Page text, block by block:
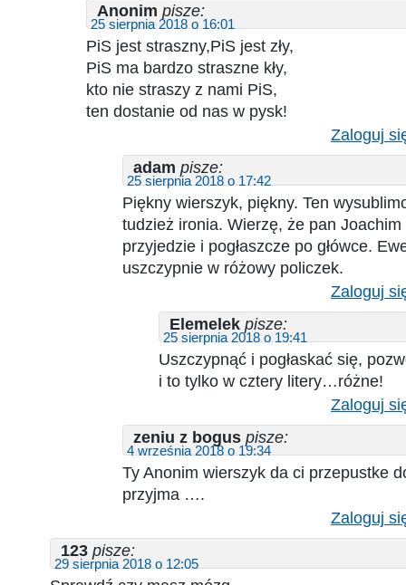
Anonim pisze:
25 sierpnia 2018 o 16:01
PiS jest straszny,PiS jest zły,
PiS ma bardzo straszne kły,
kto nie straszy z nami PiS,
ten dostanie od nas w pysk!
Zaloguj
adam pisze:
25 sierpnia 2018 o 17:42
Piękny wierszyk, piękny. Ten
tudzież ironia. Wierzę, że pan
przyjedzie i pogłaszcze po główce.
uszczypnie w różowy policzek.
Zaloguj
Elemelek pisze:
25 sierpnia 2018 o 19:41
Uszczypnąć i pogłaskać się,
i to tylko w cztery litery…różne!
Zaloguj
zeniu z bogus pisze:
4 września 2018 o 19:34
Ty Anonim wierszyk da ci przepustke
przyjma ….
Zaloguj
123 pisze:
29 sierpnia 2018 o 12:05